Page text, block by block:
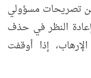
تصريحات مسؤولي
النظر في حذف
إذا أوقفت